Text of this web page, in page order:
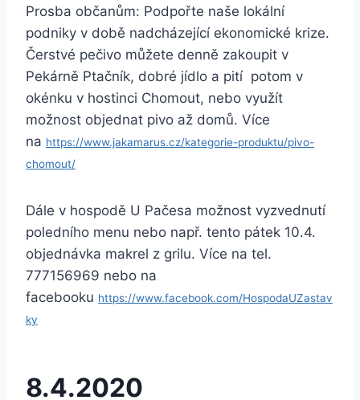
Prosba občanům: Podpořte naše lokální
podniky v době nadcházející ekonomické krize.
Čerstvé pečivo můžete denně zakoupit v
Pekárně Ptačník, dobré jídlo a pití potom v
okénku v hostinci Chomout, nebo využít
možnost objednat pivo až domů. Více
na https://www.jakamarus.cz/kategorie-produktu/pivo-
chomout/
Dále v hospodě U Pačesa možnost vyzvednutí
poledního menu nebo např. tento pátek 10.4.
objednávka makrel z grilu. Více na tel.
777156969 nebo na
facebooku https://www.facebook.com/HospodaUZastav
ky
8.4.2020